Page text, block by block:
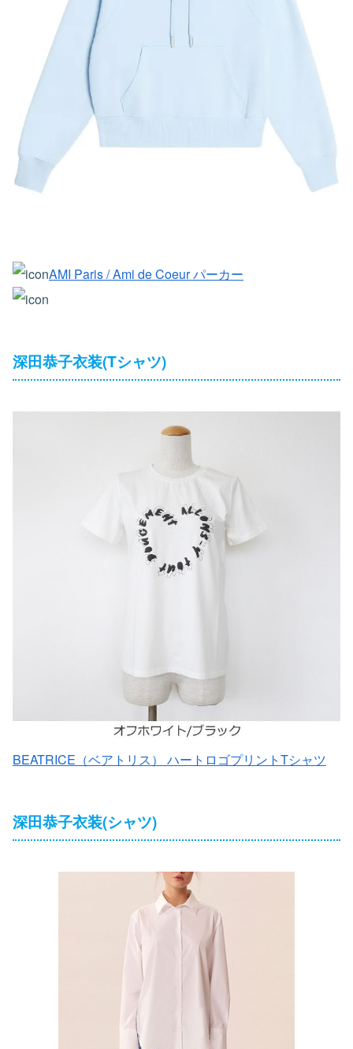
AMI Paris / Ami de Coeur パーカー
深田恭子衣装(Tシャツ)
BEATRICE（ベアトリス） ハートロゴプリントTシャツ
深田恭子衣装(シャツ)